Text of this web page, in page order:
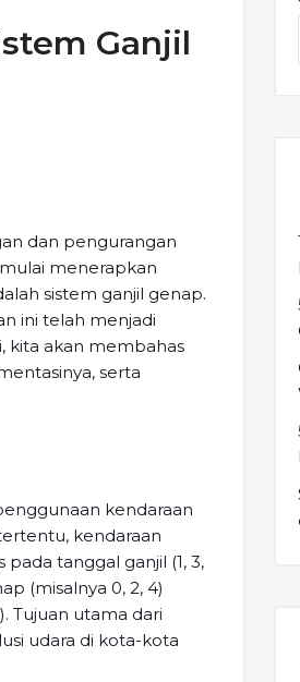
Ganjil
dan pengurangan
menerapkan
sistem ganjil genap.
ini telah menjadi
kita akan membahas
serta
kendaraan
kendaraan
tanggal ganjil (1, 3,
(misalnya 0, 2, 4)
Tujuan utama dari
udara di kota-kota